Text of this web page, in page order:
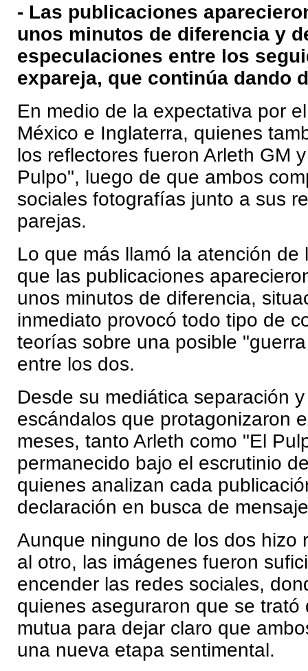
- Las publicaciones
unos minutos de diferencia y
especulaciones entre los
expareja, que continúa dando
En medio de la expectativa por
México e Inglaterra, quienes
los reflectores fueron Arleth GM
Pulpo", luego de que ambos
sociales fotografías junto a sus
parejas.
Lo que más llamó la atención de
que las publicaciones
unos minutos de diferencia,
inmediato provocó todo tipo de
teorías sobre una posible
entre los dos.
Desde su mediática separación
escándalos que protagonizaron
meses, tanto Arleth como "El
permanecido bajo el escrutinio
quienes analizan cada
declaración en busca de
Aunque ninguno de los dos hizo
al otro, las imágenes fueron
encender las redes sociales,
quienes aseguraron que se trató
mutua para dejar claro que
una nueva etapa sentimental.